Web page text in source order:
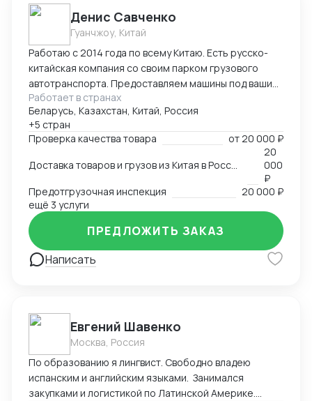
Денис Савченко
Гуанчжоу, Китай
Работаю с 2014 года по всему Китаю. Есть русско-
китайская компания со своим парком грузового
автотранспорта. Предоставляем машины под ваши
поставки. Свой офис и склад в Гуанчжоу, ИУ и
Маньчжурии. Занимаюсь оказанием различных услуг
в сфере внешней торговли.
Работает в странах
Беларусь, Казахстан, Китай, Россия
+5 стран
Проверка качества товара
от20 000 ₽
Доставка товаров и грузов из Китая в Россию, Казахстан, Беларусь, Таиланд, Вьетнам, Малайзию
20
000
₽
Предотгрузочная инспекция
20 000 ₽
ещё 3 услуги
Написать
ПРЕДЛОЖИТЬ ЗАКАЗ
Евгений Шавенко
Москва, Россия
По образованию я лингвист. Свободно владею
испанским и английским языками. Занимался
закупками и логистикой по Латинской Америке.